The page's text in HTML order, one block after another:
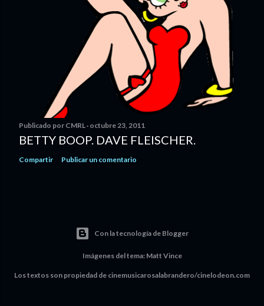
Publicado por CMRL octubre 23, 2011
BETTY BOOP. DAVE FLEISCHER.
Compartir Publicar un comentario
Con la tecnología de Blogger
Imágenes del tema: Matt Vince
Los textos son propiedad de cinemusicarosalabrandero/cinelodeon.com